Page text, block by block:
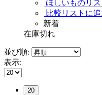
ほしいものリ
比較リストに
新着
在庫切れ
並び順:
表示:
20